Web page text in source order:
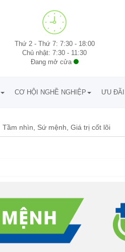
Thứ 2 - Thứ 7: 7:30 - 18:00
Chủ nhật: 7:30 - 11:30
Đang mở cửa
CƠ HỘI NGHỀ NGHIỆP ƯU ĐÃI
Tầm nhìn, Sứ mệnh, Giá trị cốt lõi